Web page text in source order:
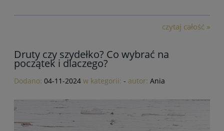
czytaj całość »
Druty czy szydełko? Co wybrać na
początek i dlaczego?
Dodano: 04-11-2024 w kategorii: - autor: Ania